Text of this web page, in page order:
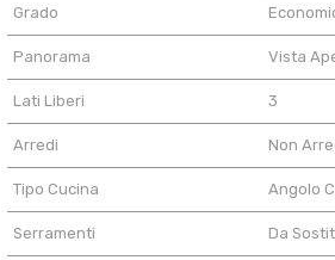
Grado
Panorama Vista
Lati Liberi 3
Arredi Non
Tipo Cucina Angolo
Serramenti Da